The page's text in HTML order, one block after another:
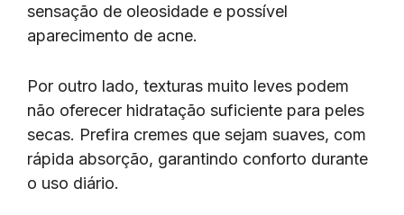
sensação de oleosidade e possível
aparecimento de acne.
Por outro lado, texturas muito leves podem
não oferecer hidratação suficiente para peles
secas. Prefira cremes que sejam suaves, com
rápida absorção, garantindo conforto durante
o uso diário.